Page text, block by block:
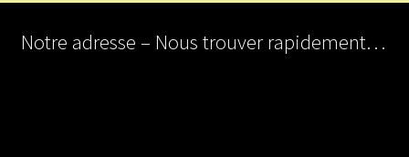
Notre adresse – Nous trouver rapidement…